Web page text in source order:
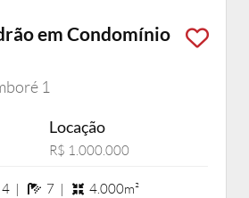
em Condomínio
1
Locação
R$ 1.000.000
suítes
4 | 7 banheiros
7 | 4.000m²